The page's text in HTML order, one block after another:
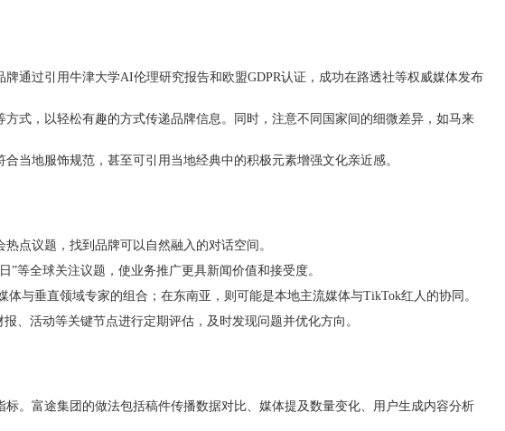
通过引用牛津大学AI伦理研究报告和欧盟GDPR认证，成功在路透社等权威媒体发布
式，以轻松有趣的方式传递品牌信息。同时，注意不同国家间的细微差异，如马来
当地服饰规范，甚至可引用当地经典中的积极元素增强文化亲近感。
点议题，找到品牌可以自然融入的对话空间。
等全球关注议题，使业务推广更具新闻价值和接受度。
与垂直领域专家的组合；在东南亚，则可能是本地主流媒体与TikTok红人的协同。
、活动等关键节点进行定期评估，及时发现问题并优化方向。
。富途集团的做法包括稿件传播数据对比、媒体提及数量变化、用户生成内容分析